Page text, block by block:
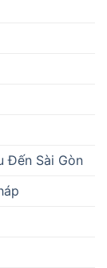
Đến Sài Gòn